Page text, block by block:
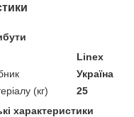
Linex
Україна
(кг)
25
характеристики